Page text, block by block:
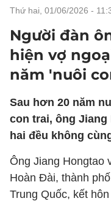
thứ hai, 01/06/2026 -
Người đàn
hiện vợ
năm 'nuôi
Sau hơn 20 năm
con trai, ông Jiang
hai đều không
Ông Jiang Hongtao
Hoàn Đài, thành
Trung Quốc, kết